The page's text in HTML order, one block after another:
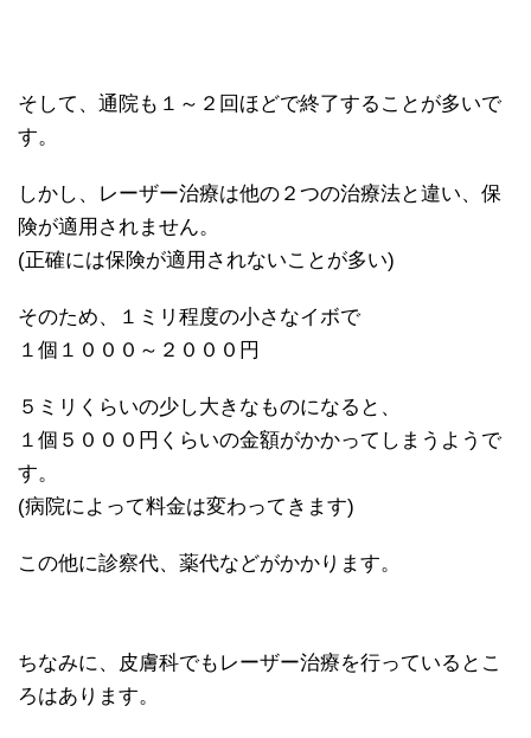
そして、通院も１～２回ほどで終了することが多いで
す。
しかし、レーザー治療は他の２つの治療法と違い、保
険が適用されません。
(正確には保険が適用されないことが多い)
そのため、１ミリ程度の小さなイボで
１個１０００～２０００円
５ミリくらいの少し大きなものになると、
１個５０００円くらいの金額がかかってしまうようで
す。
(病院によって料金は変わってきます)
この他に診察代、薬代などがかかります。
ちなみに、皮膚科でもレーザー治療を行っているとこ
ろはあります。